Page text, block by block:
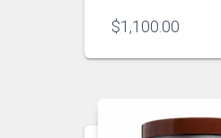
$1,100.00